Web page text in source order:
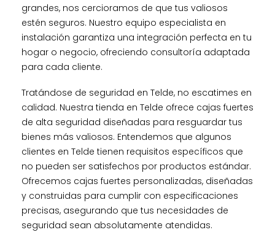
grandes, nos cercioramos de que tus valiosos
estén seguros. Nuestro equipo especialista en
instalación garantiza una integración perfecta en tu
hogar o negocio, ofreciendo consultoría adaptada
para cada cliente.
Tratándose de seguridad en Telde, no escatimes en
calidad. Nuestra tienda en Telde ofrece cajas fuertes
de alta seguridad diseñadas para resguardar tus
bienes más valiosos. Entendemos que algunos
clientes en Telde tienen requisitos específicos que
no pueden ser satisfechos por productos estándar.
Ofrecemos cajas fuertes personalizadas, diseñadas
y construidas para cumplir con especificaciones
precisas, asegurando que tus necesidades de
seguridad sean absolutamente atendidas.